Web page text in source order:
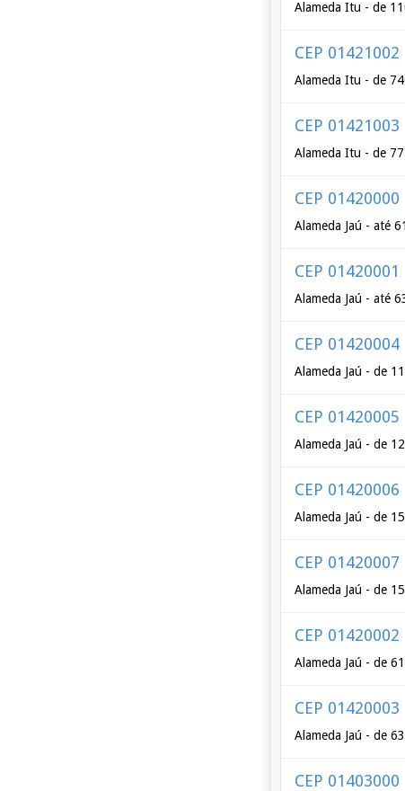
Alameda Itu - de
CEP 01421002
Alameda Itu - de
CEP 01421003
Alameda Itu - de
CEP 01420000
Alameda Jaú - até
CEP 01420001
Alameda Jaú - até
CEP 01420004
Alameda Jaú - de
CEP 01420005
Alameda Jaú - de
CEP 01420006
Alameda Jaú - de
CEP 01420007
Alameda Jaú - de
CEP 01420002
Alameda Jaú - de
CEP 01420003
Alameda Jaú - de
CEP 01403000